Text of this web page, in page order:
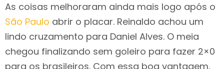
As coisas melhoraram ainda mais logo após o
São Paulo abrir o placar. Reinaldo achou um
lindo cruzamento para Daniel Alves. O meia
chegou finalizando sem goleiro para fazer 2×0
para os brasileiros. Com essa boa vantagem,